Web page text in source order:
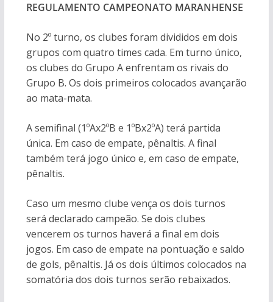
REGULAMENTO CAMPEONATO MARANHENSE
No 2º turno, os clubes foram divididos em dois
grupos com quatro times cada. Em turno único,
os clubes do Grupo A enfrentam os rivais do
Grupo B. Os dois primeiros colocados avançarão
ao mata-mata.
A semifinal (1ºAx2ºB e 1ºBx2ºA) terá partida
única. Em caso de empate, pênaltis. A final
também terá jogo único e, em caso de empate,
pênaltis.
Caso um mesmo clube vença os dois turnos
será declarado campeão. Se dois clubes
vencerem os turnos haverá a final em dois
jogos. Em caso de empate na pontuação e saldo
de gols, pênaltis. Já os dois últimos colocados na
somatória dos dois turnos serão rebaixados.